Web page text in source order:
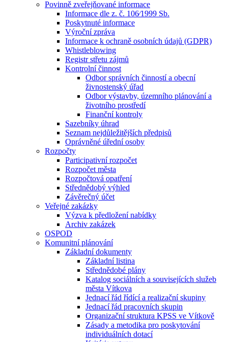
Povinně zveřejňované informace
Informace dle z. č. 106⁄1999 Sb.
Poskytnuté informace
Výroční zpráva
Informace k ochraně osobních údajů (GDPR)
Whistleblowing
Registr střetu zájmů
Kontrolní činnost
Odbor správních činností a obecní
živnostenský úřad
Odbor výstavby, územního plánování a
životního prostředí
Finanční kontroly
Sazebníky úhrad
Seznam nejdůležitějších předpisů
Oprávněné úřední osoby
Rozpočty
Participativní rozpočet
Rozpočet města
Rozpočtová opatření
Střednědobý výhled
Závěrečný účet
Veřejné zakázky
Výzva k předložení nabídky
Archiv zakázek
OSPOD
Komunitní plánování
Základní dokumenty
Základní listina
Střednědobé plány
Katalog sociálních a souvisejících služeb
města Vítkova
Jednací řád řídící a realizační skupiny
Jednací řád pracovních skupin
Organizační struktura KPSS ve Vítkově
Zásady a metodika pro poskytování
individuálních dotací